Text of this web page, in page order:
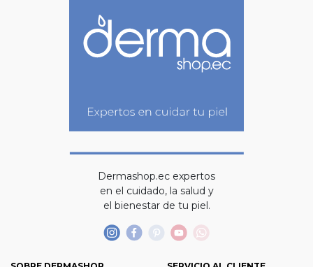
Dermashop.ec expertos
en el cuidado, la salud y
el bienestar de tu piel.